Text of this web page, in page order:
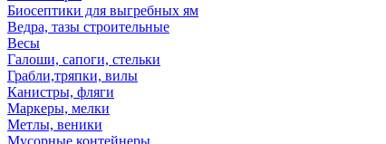
Биосептики для выгребных ям
Ведра, тазы строительные
Весы
Галоши, сапоги, стельки
Грабли,тряпки, вилы
Канистры, фляги
Маркеры, мелки
Метлы, веники
Мусорные контейнеры